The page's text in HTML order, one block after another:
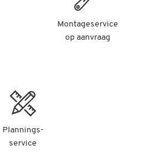
Montageservice
op aanvraag
Plannings-
service